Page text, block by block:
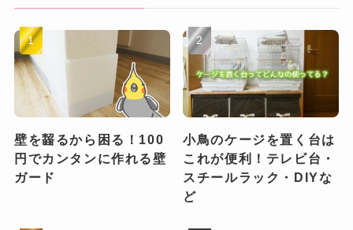
壁を齧るから困る！100
円でカンタンに作れる壁
ガード
小鳥のケージを置く台は
これが便利！テレビ台・
スチールラック・DIYな
ど